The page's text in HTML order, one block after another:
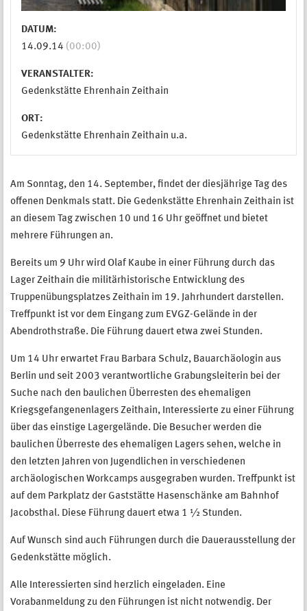
DATUM:
14.09.14 (00:00)
VERANSTALTER:
Gedenkstätte Ehrenhain Zeithain
ORT:
Gedenkstätte Ehrenhain Zeithain u.a.
Am Sonntag, den 14. September, findet der diesjährige Tag des
offenen Denkmals statt. Die Gedenkstätte Ehrenhain Zeithain ist
an diesem Tag zwischen 10 und 16 Uhr geöffnet und bietet
mehrere Führungen an.
Bereits um 9 Uhr wird Olaf Kaube in einer Führung durch das
Lager Zeithain die militärhistorische Entwicklung des
Truppenübungsplatzes Zeithain im 19. Jahrhundert darstellen.
Treffpunkt ist vor dem Eingang zum EVGZ-Gelände in der
Abendrothstraße. Die Führung dauert etwa zwei Stunden.
Um 14 Uhr erwartet Frau Barbara Schulz, Bauarchäologin aus
Berlin und seit 2003 verantwortliche Grabungsleiterin bei der
Suche nach den baulichen Überresten des ehemaligen
Kriegsgefangenenlagers Zeithain, Interessierte zu einer Führung
über das einstige Lagergelände. Die Besucher werden die
baulichen Überreste des ehemaligen Lagers sehen, welche in
den letzten Jahren von Jugendlichen in verschiedenen
archäologischen Workcamps ausgegraben wurden. Treffpunkt ist
auf dem Parkplatz der Gaststätte Hasenschänke am Bahnhof
Jacobsthal. Diese Führung dauert etwa 1 ½ Stunden.
Auf Wunsch sind auch Führungen durch die Dauerausstellung der
Gedenkstätte möglich.
Alle Interessierten sind herzlich eingeladen. Eine
Vorabanmeldung zu den Führungen ist nicht notwendig. Der